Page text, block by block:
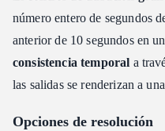
número entero de segundos
anterior de 10 segundos en
consistencia temporal a
las salidas se renderizan a
Opciones de resolución